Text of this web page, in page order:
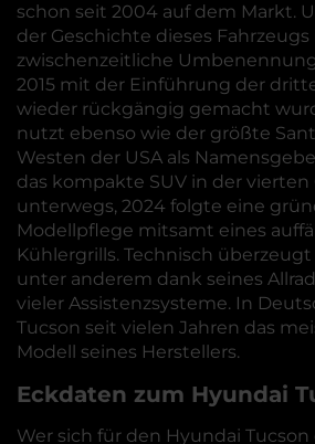
schon seit 2004 auf dem Markt.
der Geschichte dieses Fahrzeugs
zwischenzeitliche
2015 mit der Einführung der
wieder rückgängig gemacht
nutzt ebenso wie der größte
Westen der USA als
das kompakte SUV in der vierten
unterwegs, 2024 folgte eine
Modellpflege mitsamt eines
Kühlergrills. Technisch
unter anderem dank seines
vieler Assistenzsysteme. In
Tucson seit vielen Jahren das
Modell seines Herstellers.
Eckdaten zum Hyundai
Wer sich für den Hyundai